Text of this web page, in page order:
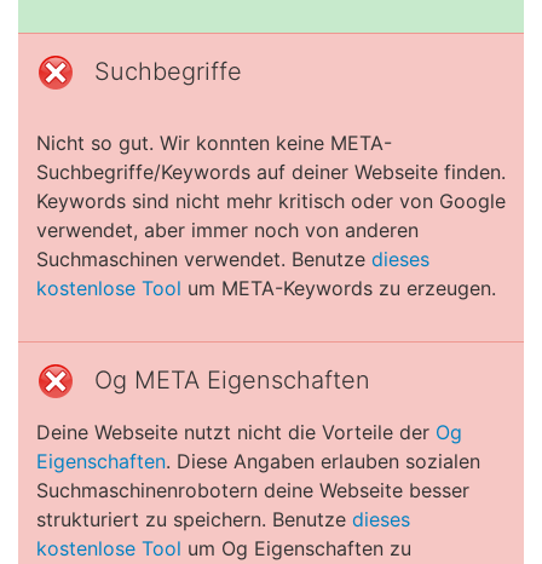
Suchbegriffe
Nicht so gut. Wir konnten keine META-
Suchbegriffe/Keywords auf deiner Webseite finden.
Keywords sind nicht mehr kritisch oder von Google
verwendet, aber immer noch von anderen
Suchmaschinen verwendet. Benutze dieses
kostenlose Tool um META-Keywords zu erzeugen.
Og META Eigenschaften
Deine Webseite nutzt nicht die Vorteile der Og
Eigenschaften. Diese Angaben erlauben sozialen
Suchmaschinenrobotern deine Webseite besser
strukturiert zu speichern. Benutze dieses
kostenlose Tool um Og Eigenschaften zu